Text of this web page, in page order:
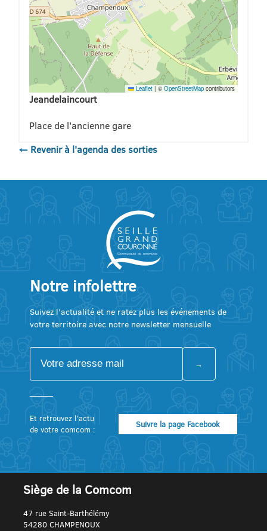
Leaflet | ©OpenStreetMap contributors
Jeandelaincourt
Place de l'ancienne gare
← Revenir à l'agenda des sorties
Notre infolettre
Suivez l’actualité et ne ratez plus les événements de
votre territoire avec notre newsletter mensuelle
Et retrouvez l’actu
de votre comcom :
Suivre la page Facebook
Siège de la Comcom
47 rue Saint-Barthélémy
54280 CHAMPENOUX